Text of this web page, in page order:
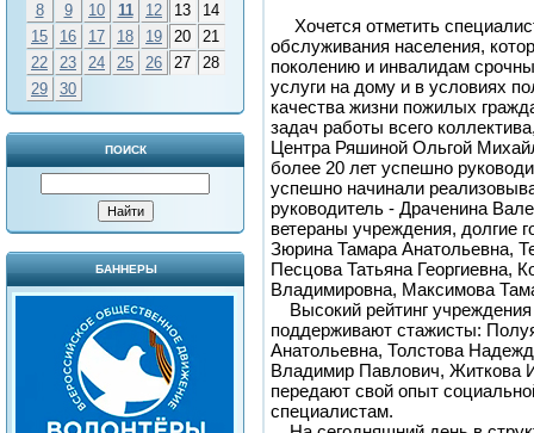
8
9 10 11 12 13
14
15
16 17 18 19 20
21
22
23 24 25 26 27
28
29
30
ПОИСК
БАННЕРЫ
Хочется отметить
обслуживания населения,
поколению и инвалидам
услуги на дому и в условиях
качества жизни пожилых
задач работы всего
Центра Ряшиной Ольгой
более 20 лет успешно
успешно начинали
руководитель - Драченина
ветераны учреждения, долгие
Зюрина Тамара Анатольевна,
Песцова Татьяна Георгиевна,
Владимировна, Максимова
Высокий рейтинг
поддерживают стажисты:
Анатольевна, Толстова
Владимир Павлович, Житкова
передают свой опыт
специалистам.